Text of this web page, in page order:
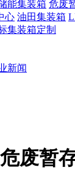
能集装箱 危废
心 油田集装箱
集装箱定制
新闻
废暂